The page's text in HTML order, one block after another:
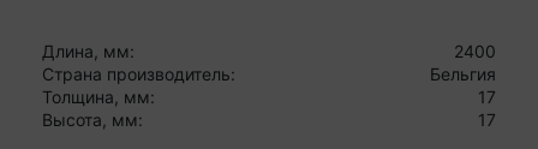
Длина, мм:
2400
Страна производитель:
Бельгия
Толщина, мм:
17
Высота, мм:
17